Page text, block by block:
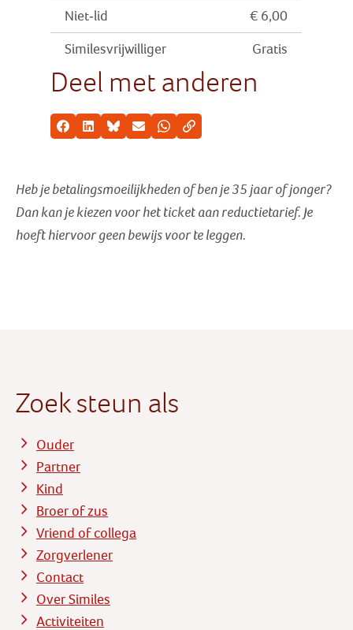
Niet-lid € 6,00
Similesvrijwilliger Gratis
Deel met anderen
Facebook
LinkedInBlueskyE-mailWhatsappKopieer link
Heb je betalingsmoeilijkheden of ben je 35 jaar of jonger?
Dan kan je kiezen voor het ticket aan reductietarief. Je
hoeft hiervoor geen bewijs voor te leggen.
Zoek steun als
Ouder
Partner
Kind
Broer of zus
Vriend of collega
Zorgverlener
Contact
Over Similes
Activiteiten